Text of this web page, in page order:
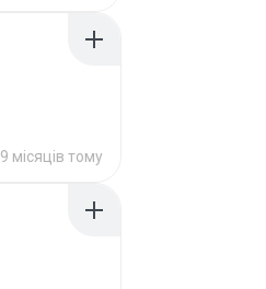
9 місяців тому